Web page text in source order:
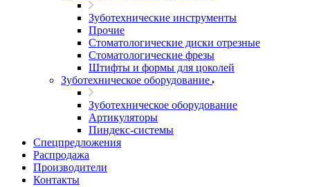
Зуботехнические инструменты
Прочие
Стоматологические диски отрезные
Стоматологические фрезы
Штифты и формы для цоколей
Зуботехническое оборудование
Зуботехническое оборудование
Артикуляторы
Пиндекс-системы
Спецпредложения
Распродажа
Производители
Контакты